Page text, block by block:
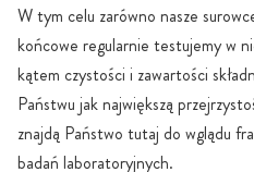
W tym celu zarówno nasze
końcowe regularnie testujemy w
kątem czystości i zawartości
Państwu jak największą
znajdą Państwo tutaj do wglądu
badań laboratoryjnych.